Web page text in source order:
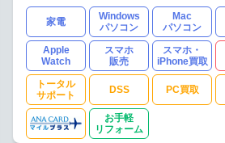
家電
Windows
パソコン
Mac
パソコン
Apple
Watch
スマホ
販売
スマホ・
iPhone買取
トータル
サポート
DSS PC買取
お手軽
リフォーム